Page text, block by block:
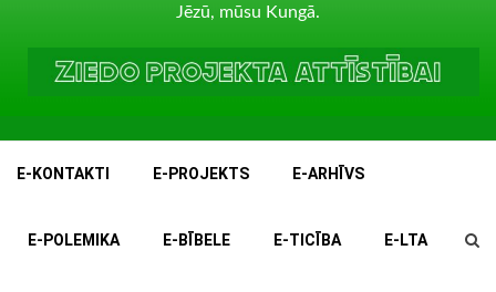
Jēzū, mūsu Kungā.
E-KONTAKTI E-PROJEKTS E-ARHĪVS
E-POLEMIKA E-BĪBELE E-TICĪBA E-LTA